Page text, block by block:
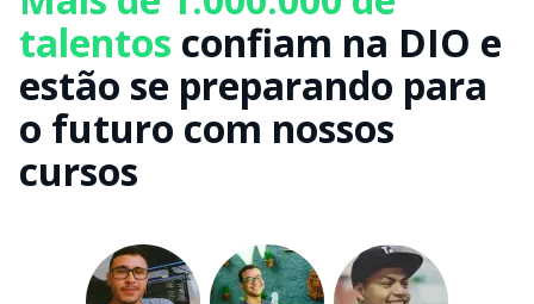
talentos confiam na DIO e
estão se preparando para
o futuro com nossos
cursos